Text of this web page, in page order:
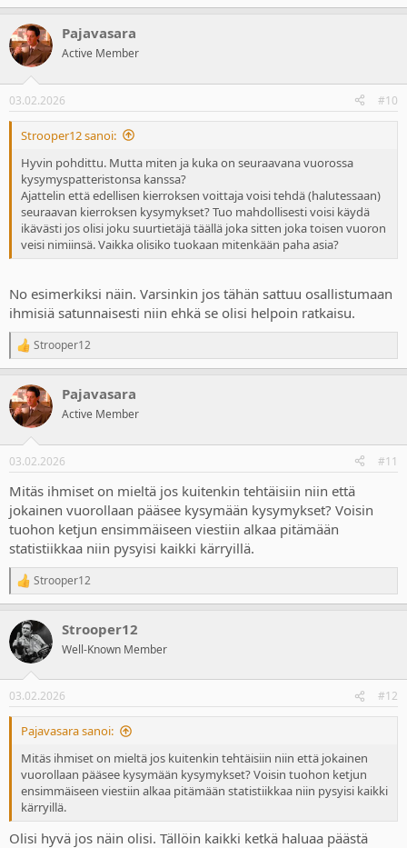
Pajavasara
Active Member
03.02.2026 #10
Strooper12 sanoi:
Hyvin pohdittu. Mutta miten ja kuka on seuraavana vuorossa
kysymyspatteristonsa kanssa?
Ajattelin että edellisen kierroksen voittaja voisi tehdä (halutessaan)
seuraavan kierroksen kysymykset? Tuo mahdollisesti voisi käydä
ikävästi jos olisi joku suurtietäjä täällä joka sitten joka toisen vuoron
veisi nimiinsä. Vaikka olisiko tuokaan mitenkään paha asia?
No esimerkiksi näin. Varsinkin jos tähän sattuu osallistumaan
ihmisiä satunnaisesti niin ehkä se olisi helpoin ratkaisu.
R
e
c
t
i
s
Strooper12
Pajavasara
Active Member
03.02.2026 #11
Mitäs ihmiset on mieltä jos kuitenkin tehtäisiin niin että
jokainen vuorollaan pääsee kysymään kysymykset? Voisin
tuohon ketjun ensimmäiseen viestiin alkaa pitämään
statistiikkaa niin pysyisi kaikki kärryillä.
R
e
c
t
i
s
:
Strooper12
Strooper12
Well-Known Member
03.02.2026 #12
Pajavasara sanoi:
Mitäs ihmiset on mieltä jos kuitenkin tehtäisiin niin että jokainen
vuorollaan pääsee kysymään kysymykset? Voisin tuohon ketjun
ensimmäiseen viestiin alkaa pitämään statistiikkaa niin pysyisi kaikki
kärryillä.
Olisi hyvä jos näin olisi. Tällöin kaikki ketkä haluaa päästä